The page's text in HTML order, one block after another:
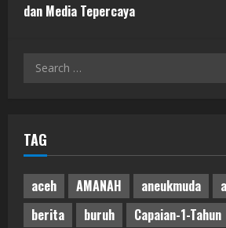
dan Media Tepercaya
Search
TAG
aceh AMANAH aneukmuda
berita
buruh
Capaian-1-Tahun